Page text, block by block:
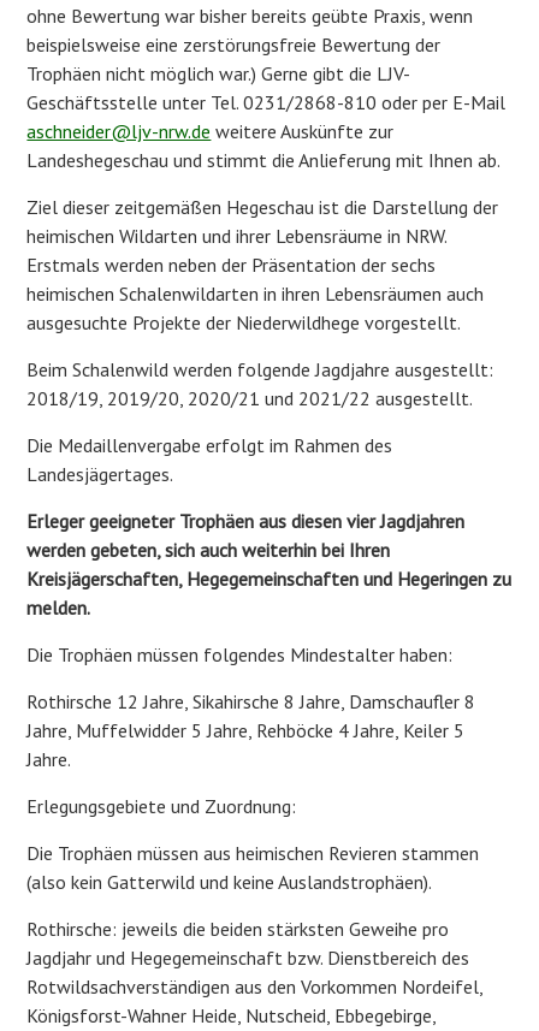
ohne Bewertung war bisher bereits geübte Praxis, wenn
beispielsweise eine zerstörungsfreie Bewertung der
Trophäen nicht möglich war.) Gerne gibt die LJV-
Geschäftsstelle unter Tel. 0231/2868-810 oder per E-Mail
aschneider@ljv-nrw.de weitere Auskünfte zur
Landeshegeschau und stimmt die Anlieferung mit Ihnen ab.
Ziel dieser zeitgemäßen Hegeschau ist die Darstellung der
heimischen Wildarten und ihrer Lebensräume in NRW.
Erstmals werden neben der Präsentation der sechs
heimischen Schalenwildarten in ihren Lebensräumen auch
ausgesuchte Projekte der Niederwildhege vorgestellt.
Beim Schalenwild werden folgende Jagdjahre ausgestellt:
2018/19, 2019/20, 2020/21 und 2021/22 ausgestellt.
Die Medaillenvergabe erfolgt im Rahmen des
Landesjägertages.
Erleger geeigneter Trophäen aus diesen vier Jagdjahren
werden gebeten, sich auch weiterhin bei Ihren
Kreisjägerschaften, Hegegemeinschaften und Hegeringen zu
melden.
Die Trophäen müssen folgendes Mindestalter haben:
Rothirsche 12 Jahre, Sikahirsche 8 Jahre, Damschaufler 8
Jahre, Muffelwidder 5 Jahre, Rehböcke 4 Jahre, Keiler 5
Jahre.
Erlegungsgebiete und Zuordnung:
Die Trophäen müssen aus heimischen Revieren stammen
(also kein Gatterwild und keine Auslandstrophäen).
Rothirsche: jeweils die beiden stärksten Geweihe pro
Jagdjahr und Hegegemeinschaft bzw. Dienstbereich des
Rotwildsachverständigen aus den Vorkommen Nordeifel,
Königsforst-Wahner Heide, Nutscheid, Ebbegebirge,